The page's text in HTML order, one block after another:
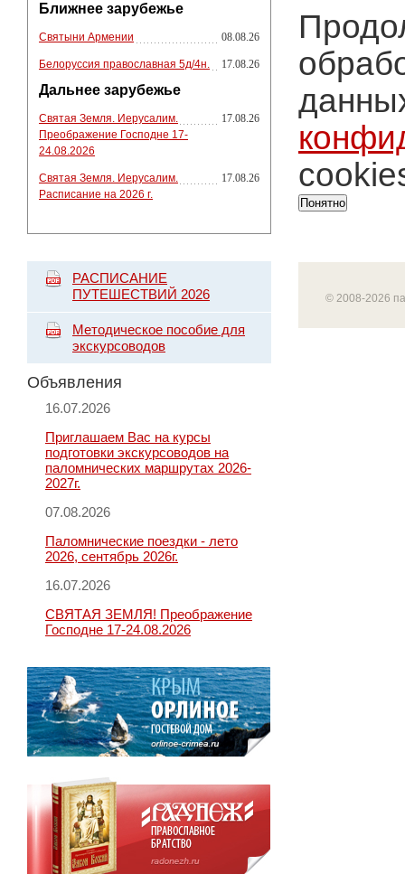
Ближнее зарубежье
Святыни Армении 08.08.26
Белоруссия православная 5д/4н. 17.08.26
Дальнее зарубежье
Святая Земля. Иерусалим.
Преображение Господне 17-
24.08.2026
17.08.26
Святая Земля. Иерусалим.
Расписание на 2026 г.
17.08.26
РАСПИСАНИЕ
ПУТЕШЕСТВИЙ 2026
Методическое пособие для
экскурсоводов
Объявления
16.07.2026
Приглашаем Вас на курсы
подготовки экскурсоводов на
паломнических маршрутах 2026-
2027г.
07.08.2026
Паломнические поездки - лето
2026, сентябрь 2026г.
16.07.2026
СВЯТАЯ ЗЕМЛЯ! Преображение
Господне 17-24.08.2026
Понятно
© 2008-2026